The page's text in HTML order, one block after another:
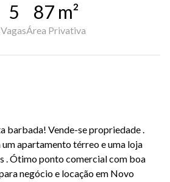
5
Vagas
87 m²
Área Privativa
barbada! Vende-se propriedade .
apartamento térreo e uma loja
. Ótimo ponto comercial com boa
negócio e locação em Novo